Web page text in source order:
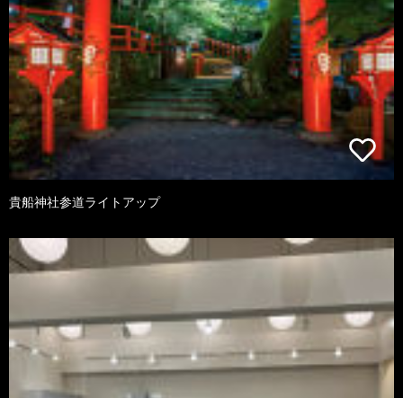
貴船神社参道ライトアップ